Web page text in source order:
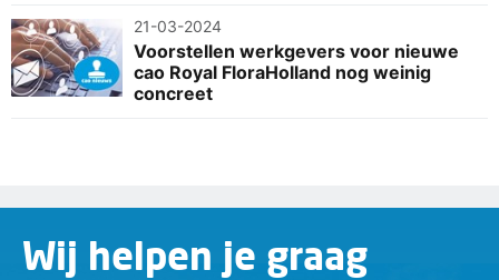
21-03-2024
Voorstellen werkgevers voor nieuwe
cao Royal FloraHolland nog weinig
concreet
Wij helpen je graag